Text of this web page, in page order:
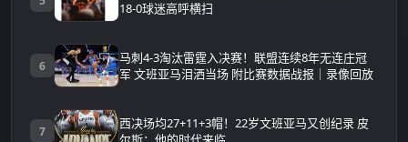
18-0球迷高呼横扫
6
马刺4-3淘汰雷霆入决赛！联盟连续8年无连庄冠
军 文班亚马泪洒当场 附比赛数据战报｜录像回放
7
西决场均27+11+3帽！22岁文班亚马又创纪录 皮